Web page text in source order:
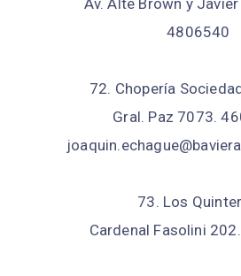
4806540
72. Chopería
Gral. Paz 7073.
73. Los
Cardenal Fasolini